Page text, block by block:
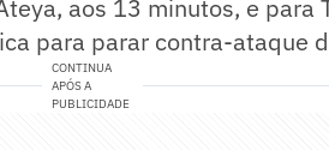
aos 13 minutos, e para
para parar contra-ataque
CONTINUA
APÓS A
PUBLICIDADE